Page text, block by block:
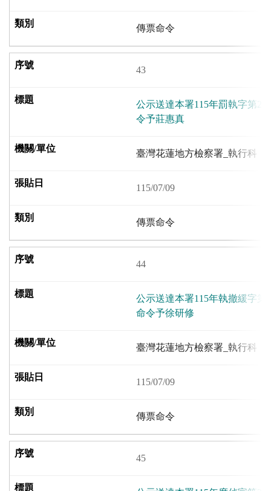
傳票命令
43
公示送達本署115年罰執字第
令予莊惠真
臺灣花蓮地方檢察署_執行科
115/07/09
傳票命令
44
公示送達本署115年執撤緩字第
命令予徐研修
臺灣花蓮地方檢察署_執行科
115/07/09
傳票命令
45